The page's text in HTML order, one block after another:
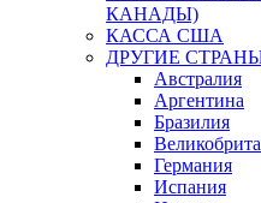
КАНАДЫ)
КАССА США
ДРУГИЕ
Австралия
Аргентина
Бразилия
Германия
Испания